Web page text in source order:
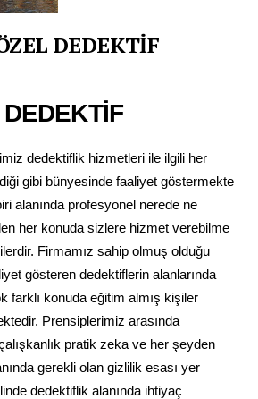
DEDEKTİF
dedektiflik hizmetleri ile ilgili her
gibi bünyesinde faaliyet göstermekte
alanında profesyonel nerede ne
her konuda sizlere hizmet verebilme
Firmamız sahip olmuş olduğu
gösteren dedektiflerin alanlarında
farklı konuda eğitim almış kişiler
Prensiplerimiz arasında
pratik zeka ve her şeyden
gerekli olan gizlilik esası yer
dedektiflik alanında ihtiyaç